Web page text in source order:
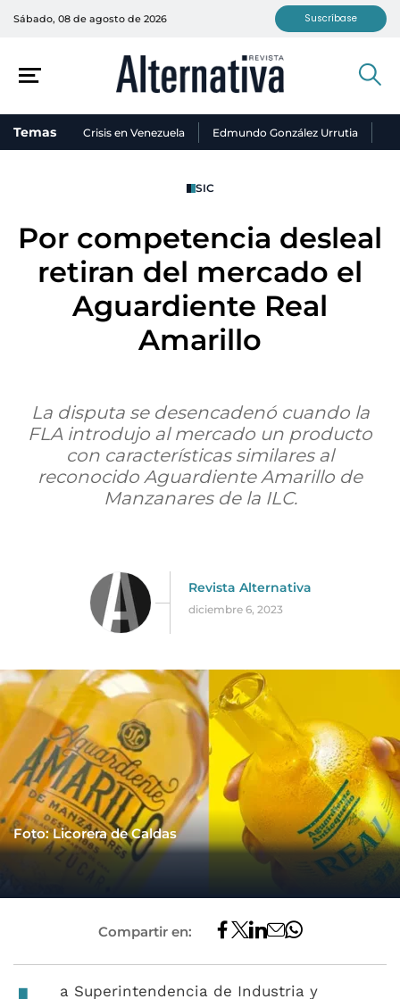
Sábado, 08 de agosto de 2026 Suscríbase
Temas Crisis en Venezuela Edmundo González Urrutia
SIC
Por competencia desleal
retiran del mercado el
Aguardiente Real
Amarillo
La disputa se desencadenó cuando la
FLA introdujo al mercado un producto
con características similares al
reconocido Aguardiente Amarillo de
Manzanares de la ILC.
Revista Alternativa
diciembre 6, 2023
Foto: Licorera de Caldas
Compartir en:
a Superintendencia de Industria y